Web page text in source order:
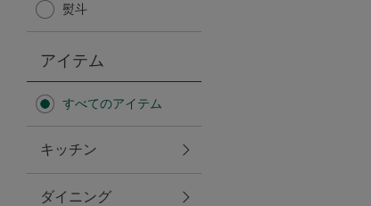
保冷バッグ
無重力シリーズ
熨斗
アイテム
すべてのアイテム
キッチン
ダイニング